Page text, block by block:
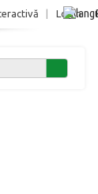
Login